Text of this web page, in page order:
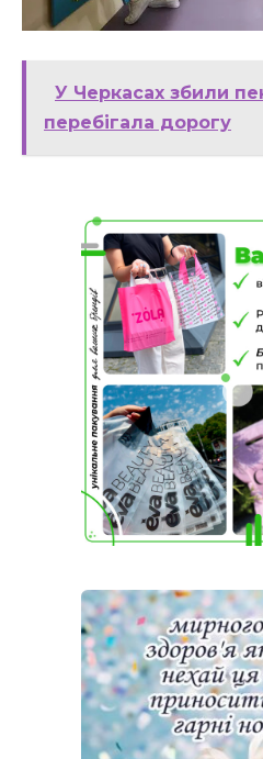
У Черкасах збили
перебігала дорогу